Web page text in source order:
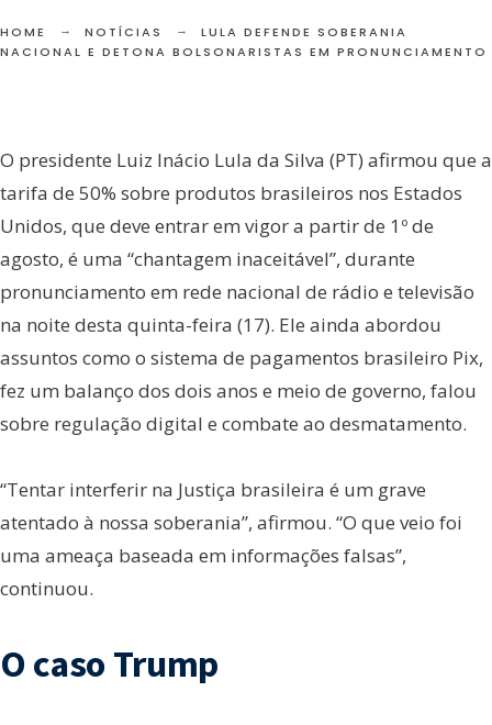
HOME NOTÍCIAS
LULA DEFENDE SOBERANIA
NACIONAL E DETONA BOLSONARISTAS EM PRONUNCIAMENTO
O presidente Luiz Inácio Lula da Silva (PT) afirmou que a
tarifa de 50% sobre produtos brasileiros nos Estados
Unidos, que deve entrar em vigor a partir de 1º de
agosto, é uma “chantagem inaceitável”, durante
pronunciamento em rede nacional de rádio e televisão
na noite desta quinta-feira (17). Ele ainda abordou
assuntos como o sistema de pagamentos brasileiro Pix,
fez um balanço dos dois anos e meio de governo, falou
sobre regulação digital e combate ao desmatamento.
“Tentar interferir na Justiça brasileira é um grave
atentado à nossa soberania”, afirmou. “O que veio foi
uma ameaça baseada em informações falsas”,
continuou.
O caso Trump